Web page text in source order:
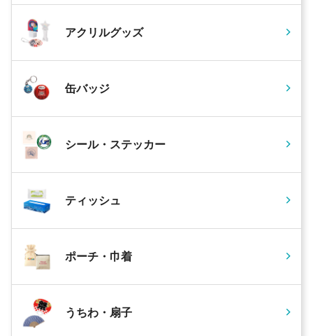
アクリルグッズ
缶バッジ
シール・ステッカー
ティッシュ
ポーチ・巾着
うちわ・扇子